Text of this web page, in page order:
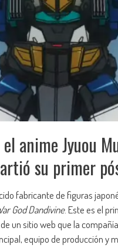
anime Jyuou
su primer
fabricante de figuras
God Dandivine. Este es el
un sitio web que la
equipo de producción y